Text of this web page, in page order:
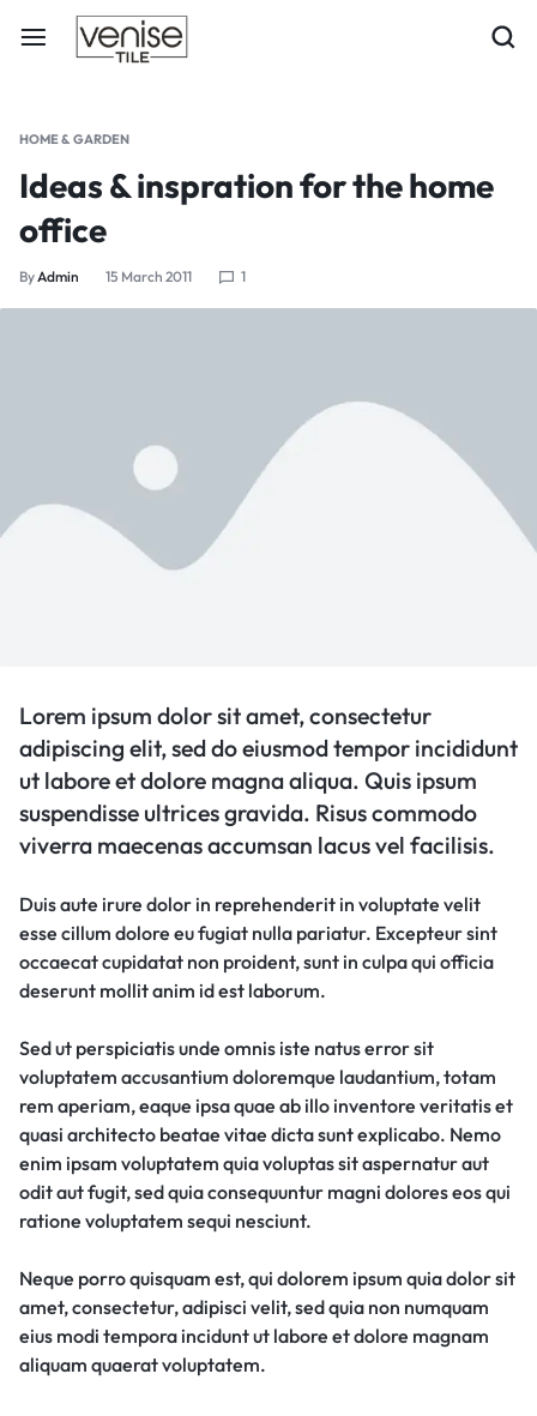
HOME & GARDEN
Ideas & inspration for the home
office
ByAdmin 15 March 2011 1
Lorem ipsum dolor sit amet, consectetur
adipiscing elit, sed do eiusmod tempor incididunt
ut labore et dolore magna aliqua. Quis ipsum
suspendisse ultrices gravida. Risus commodo
viverra maecenas accumsan lacus vel facilisis.
Duis aute irure dolor in reprehenderit in voluptate velit
esse cillum dolore eu fugiat nulla pariatur. Excepteur sint
occaecat cupidatat non proident, sunt in culpa qui officia
deserunt mollit anim id est laborum.
Sed ut perspiciatis unde omnis iste natus error sit
voluptatem accusantium doloremque laudantium, totam
rem aperiam, eaque ipsa quae ab illo inventore veritatis et
quasi architecto beatae vitae dicta sunt explicabo. Nemo
enim ipsam voluptatem quia voluptas sit aspernatur aut
odit aut fugit, sed quia consequuntur magni dolores eos qui
ratione voluptatem sequi nesciunt.
Neque porro quisquam est, qui dolorem ipsum quia dolor sit
amet, consectetur, adipisci velit, sed quia non numquam
eius modi tempora incidunt ut labore et dolore magnam
aliquam quaerat voluptatem.